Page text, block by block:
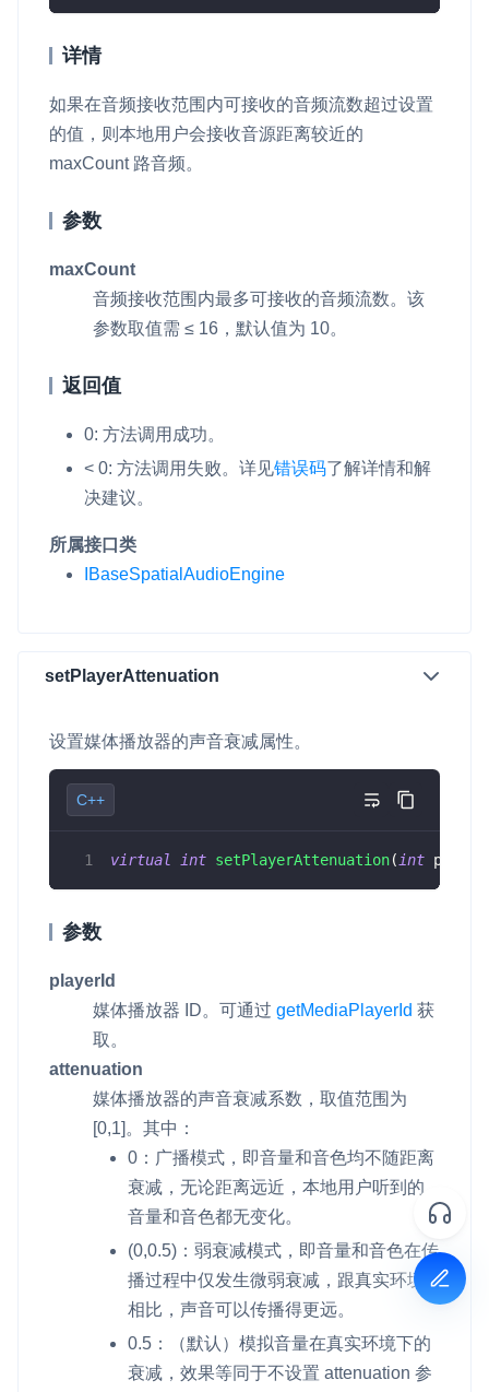
详情
如果在音频接收范围内可接收的音频流数超过设置
的值，则本地用户会接收音源距离较近的
maxCount路音频。
参数
maxCount
音频接收范围内最多可接收的音频流数。该
参数取值需 ≤ 16，默认值为 10。
返回值
0: 方法调用成功。
< 0: 方法调用失败。 详见错误码了解详情和解
决建议。
所属接口类
IBaseSpatialAudioEngine
setPlayerAttenuation
设置媒体播放器的声音衰减属性。
C++
virtual int setPlayerAttenuation( int
参数
playerId
媒体播放器 ID。 可通过 getMediaPlayerId 获
取。
attenuation
媒体播放器的声音衰减系数，取值范围为
[0,1]。其中：
0：广播模式，即音量和音色均不随距离
衰减，无论距离远近，本地用户听到的
音量和音色都无变化。
(0,0.5)：弱衰减模式，即音量和音色在传
播过程中仅发生微弱衰减，跟真实环境
相比，声音可以传播得更远。
0.5：（默认）模拟音量在真实环境下的
衰减，效果等同于不设置 attenuation 参